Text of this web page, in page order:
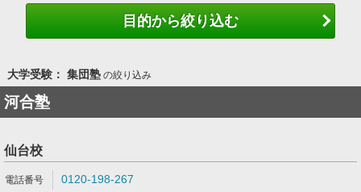
目的から絞り込む
大学受験： 集団塾の絞り込み
河合塾
仙台校
0120-198-267